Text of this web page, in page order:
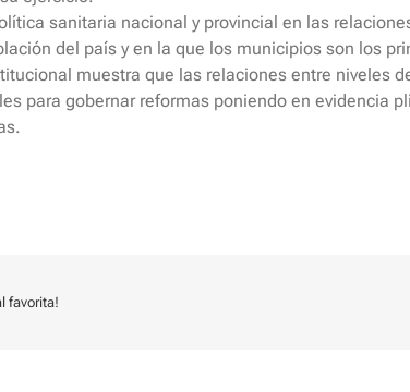
sanitaria nacional y provincial en las
del país y en la que los municipios son los
muestra que las relaciones entre niveles
para gobernar reformas poniendo en evidencia
favorita!